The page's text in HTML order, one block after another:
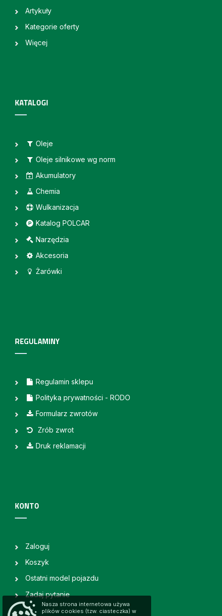
Artykuły
Kategorie oferty
Więcej
KATALOGI
Oleje
Oleje silnikowe wg norm
Akumulatory
Chemia
Wulkanizacja
Katalog POLCAR
Narzędzia
Akcesoria
Żarówki
REGULAMINY
Regulamin sklepu
Polityka prywatności - RODO
Formularz zwrotów
Zrób zwrot
Druk reklamacji
KONTO
Zaloguj
Koszyk
Ostatni model pojazdu
Zadaj pytanie
Nasza strona internetowa używa
plików cookies (tzw. ciasteczka) w